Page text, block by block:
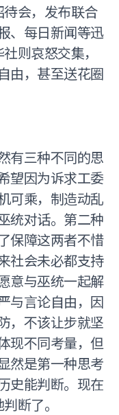
会，发布联合
、每日新闻等迅
则哀怒交集，
由，甚至送花圈
有三种不同的思
望因为诉求工委
可乘，制造动乱
统对话。第二种
保障这两者不惜
社会未必都支持
意与巫统一起解
与言论自由，因
，不该让步就坚
现不同考量，但
然是第一种思考
史能判断。现在
断了。